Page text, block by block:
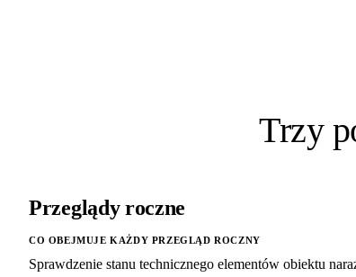
Trzy
Przeglądy roczne
CO OBEJMUJE KAŻDY PRZEGLĄD ROCZNY
Sprawdzenie stanu technicznego elementów obiektu